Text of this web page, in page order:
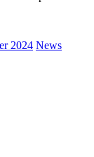
2024 News